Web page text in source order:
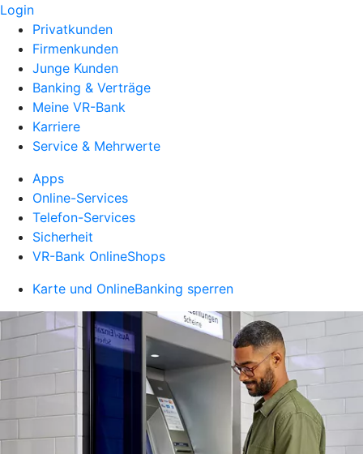
Login
Privatkunden
Firmenkunden
Junge Kunden
Banking & Verträge
Meine VR-Bank
Karriere
Service & Mehrwerte
Apps
Online-Services
Telefon-Services
Sicherheit
VR-Bank OnlineShops
Karte und OnlineBanking sperren